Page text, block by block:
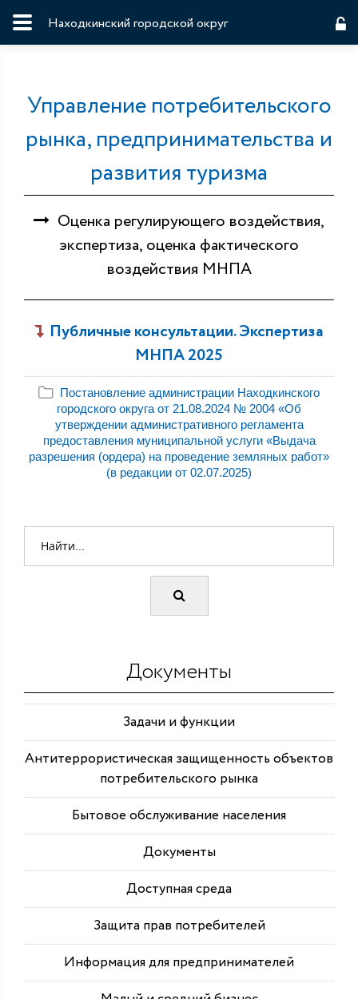
Находкинский городской округ
Управление потребительского
рынка, предпринимательства и
развития туризма
Оценка регулирующего воздействия,
экспертиза, оценка фактического
воздействия МНПА
Публичные консультации. Экспертиза
МНПА 2025
Постановление администрации Находкинского
городского округа от 21.08.2024 № 2004 «Об
утверждении административного регламента
предоставления муниципальной услуги «Выдача
разрешения (ордера) на проведение земляных работ»
(в редакции от 02.07.2025)
Документы
Задачи и функции
Антитеррористическая защищенность объектов
потребительского рынка
Бытовое обслуживание населения
Документы
Доступная среда
Защита прав потребителей
Информация для предпринимателей